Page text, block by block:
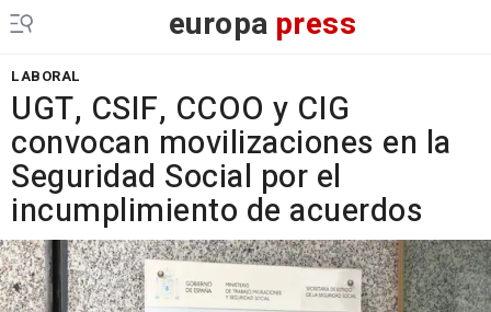
europa press
LABORAL
UGT, CSIF, CCOO y CIG
convocan movilizaciones en la
Seguridad Social por el
incumplimiento de acuerdos